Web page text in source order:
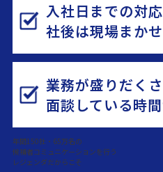
入社日までの対
社後は現場まか
業務が盛りだく
面談している時
年間150社・65万名の
候補者コミュニケーションを行う
レジェンダだからこそ